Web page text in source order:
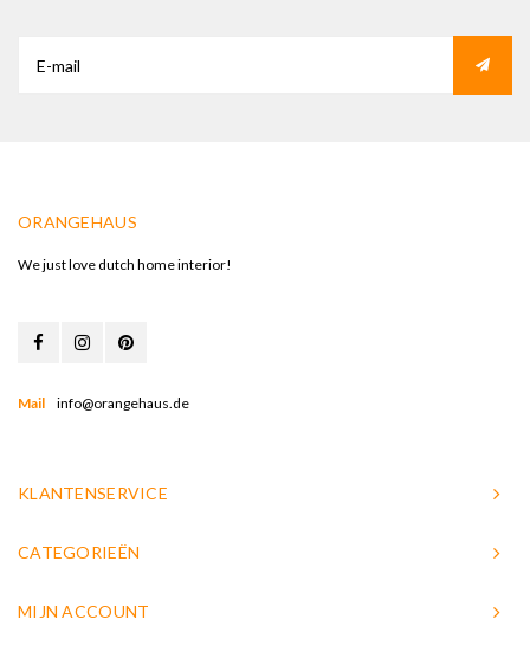
ORANGEHAUS
We just love dutch home interior!
Mail info@orangehaus.de
KLANTENSERVICE
CATEGORIEËN
MIJN ACCOUNT